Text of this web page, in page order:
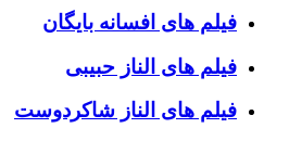
فیلم های افسانه بایگان
فیلم های الناز حبیبی
فیلم های الناز شاکردوست